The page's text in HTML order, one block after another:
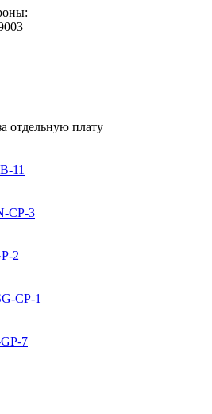
отдельную плату
11
CP-3
2
CP-1
7